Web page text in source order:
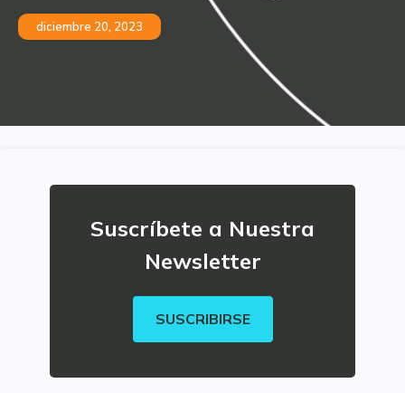
diciembre 20, 2023
Suscríbete a Nuestra
Newsletter
SUSCRIBIRSE